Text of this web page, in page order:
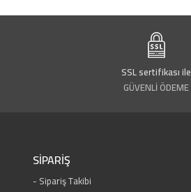
SSL sertifikası ile
GÜVENLİ ÖDEME
SİPARİŞ
Sipariş Takibi